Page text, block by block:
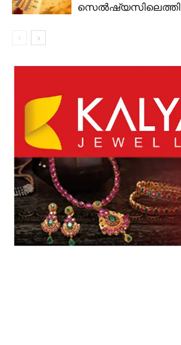
സെൽഷ്യസിലെത്തി